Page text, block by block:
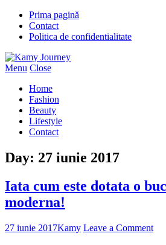
Prima pagină
Contact
Politica de confidentialitate
Menu Close
Home
Fashion
Beauty
Lifestyle
Contact
Day: 27 iunie 2017
Iata cum este dotata o
moderna!
27 iunie 2017Kamy Leave a Comment